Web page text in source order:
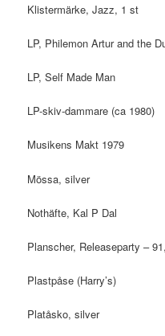
Klistermärke, Jazz, 1 st
LP, Philemon Artur and the
LP, Self Made Man
LP-skiv-dammare (ca 1980)
Musikens Makt 1979
Mössa, silver
Nothäfte, Kal P Dal
Planscher, Releaseparty –
Plastpåse (Harry’s)
Platåsko, silver